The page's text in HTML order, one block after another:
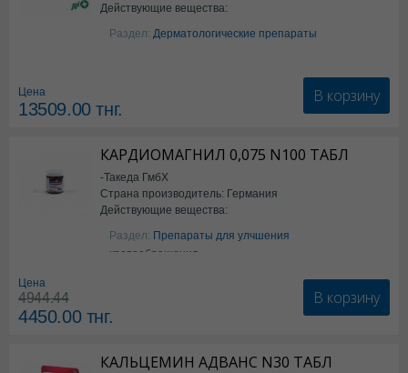
Действующие вещества:
Изотретиноин
Раздел: Дерматологические препараты
Цена
13509.00тнг.
В корзину
КАРДИОМАГНИЛ 0,075 N100 ТАБЛ
-Такеда ГмбХ
Страна производитель: Германия
Действующие вещества:
ацетилсалициловая кислота
Раздел: Препараты для улчшения
кровообращения
Цена
4944.44
4450.00тнг.
В корзину
КАЛЬЦЕМИН АДВАНС N30 ТАБЛ